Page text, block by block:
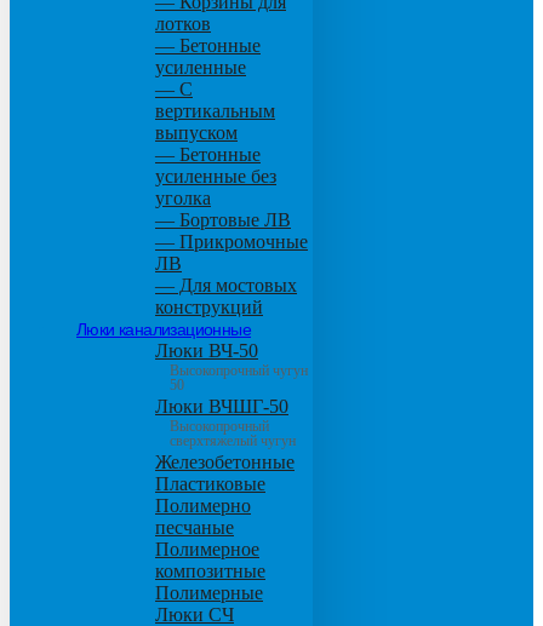
лотков
— Бетонные
усиленные
— С
вертикальным
выпуском
— Бетонные
усиленные без
уголка
— Бортовые ЛВ
— Прикромочные
ЛВ
— Для мостовых
конструкций
Люки канализационные
Люки ВЧ-50
Высокопрочный чугун
50
Люки ВЧШГ-50
Высокопрочный
сверхтяжелый чугун
Железобетонные
Пластиковые
Полимерно
песчаные
Полимерное
композитные
Полимерные
Люки СЧ